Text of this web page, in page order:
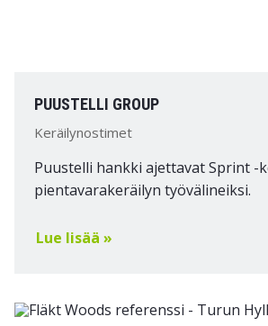
PUUSTELLI GROUP
Keräilynostimet
Puustelli hankki ajettavat Sprint -
pientavarakeräilyn työvälineiksi.
Lue lisää »